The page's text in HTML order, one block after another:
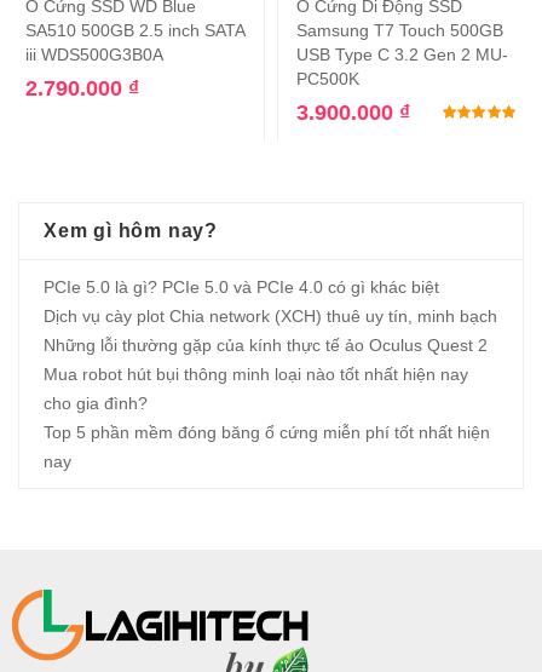
Ổ Cứng SSD WD Blue
SA510 500GB 2.5 inch SATA
iii WDS500G3B0A
2.790.000 ₫
Ổ Cứng Di Động SSD
Samsung T7 Touch 500GB
USB Type C 3.2 Gen 2 MU-
PC500K
3.900.000 ₫
Xem gì hôm nay?
PCIe 5.0 là gì? PCIe 5.0 và PCIe 4.0 có gì khác biệt
Dịch vụ cày plot Chia network (XCH) thuê uy tín, minh bạch
Những lỗi thường gặp của kính thực tế ảo Oculus Quest 2
Mua robot hút bụi thông minh loại nào tốt nhất hiện nay
cho gia đình?
Top 5 phần mềm đóng băng ổ cứng miễn phí tốt nhất hiện
nay